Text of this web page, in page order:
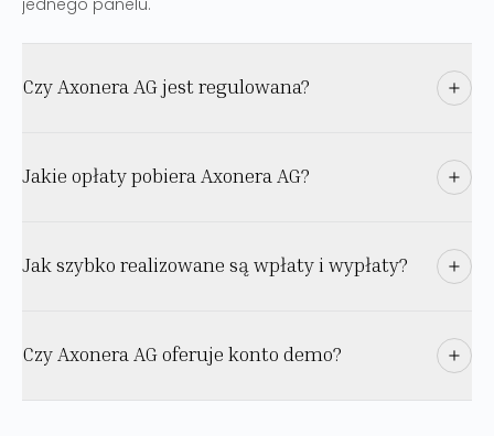
jednego panelu.
Czy Axonera AG jest regulowana?
Jakie opłaty pobiera Axonera AG?
Jak szybko realizowane są wpłaty i wypłaty?
Czy Axonera AG oferuje konto demo?